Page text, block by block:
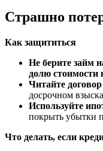
Страшно
Как защититься
Не берите займ
долю стоимости
Читайте договор
досрочном
Используйте
покрыть убытки
Что делать, если